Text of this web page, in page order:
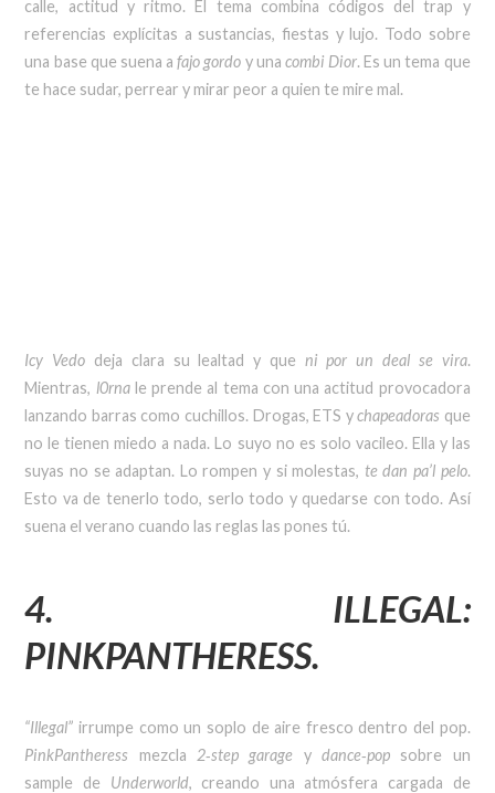
calle, actitud y ritmo. El tema combina códigos del trap y
referencias explícitas a sustancias, fiestas y lujo. Todo sobre
una base que suena afajo gordo y una combi Dior. Es un tema que
te hace sudar, perrear y mirar peor a quien te mire mal.
Icy Vedo deja clara su lealtad y que ni por un deal se vira.
Mientras, l0rna le prende al tema con una actitud provocadora
lanzando barras como cuchillos. Drogas, ETS ychapeadoras que
no le tienen miedo a nada. Lo suyo no es solo vacileo. Ella y las
suyas no se adaptan. Lo rompen y si molestas, te dan pa’l pelo.
Esto va de tenerlo todo, serlo todo y quedarse con todo. Así
suena el verano cuando las reglas las pones tú.
4. ILLEGAL:
PINKPANTHERESS.
“Illegal” irrumpe como un soplo de aire fresco dentro del pop.
PinkPantheress mezcla 2‐step garage y dance‐pop sobre un
sample de Underworld, creando una atmósfera cargada de